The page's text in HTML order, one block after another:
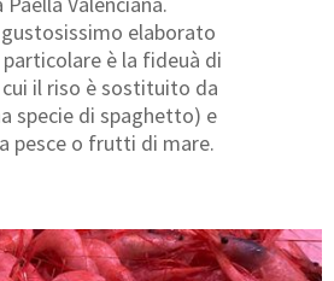
elaborato
è la fideuà di
cui il riso è sostituito da
specie di spaghetto) e
pesce o frutti di mare.